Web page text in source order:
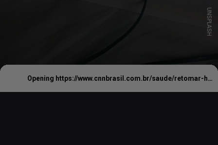
UNSPLASH
Opening https://www.cnnbrasil.com.br/saude/retomar-hobbies-de-infancia-faz-bem-para-saude-mental-veja-como